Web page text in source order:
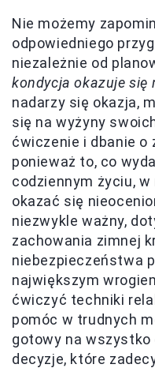
Nie możemy
odpowiedniego
niezależnie od
kondycja okazuje się
nadarzy się okazja,
się na wyżyny
ćwiczenie i dbanie o
ponieważ to, co
codziennym życiu,
okazać się
niezwykle ważny,
zachowania zimnej
niebezpieczeństwa
największym
ćwiczyć techniki
pomóc w trudnych
gotowy na wszystko
decyzje, które